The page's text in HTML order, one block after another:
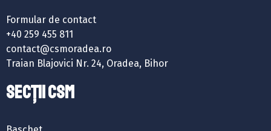
Formular de contact
+40 259 455 811
contact@csmoradea.ro
Traian Blajovici Nr. 24, Oradea, Bihor
SECȚII CSM